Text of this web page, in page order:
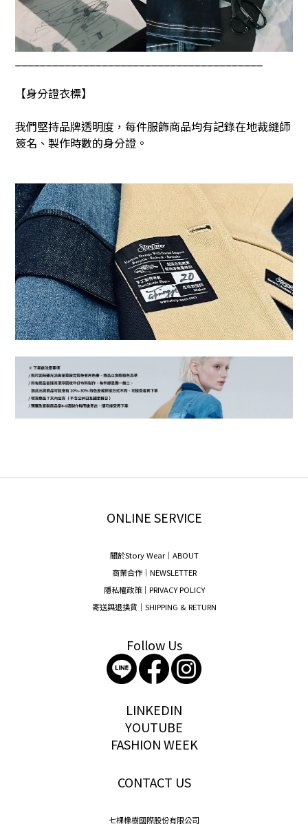
【身分證衣標】
我們堅持品牌透明度，每件服飾商品均有記錄在地裁縫師
簽名、製作時數的身分證。
ONLINE SERVICE
關於Story Wear｜ABOUT
商業合作｜NEWSLETTER
隱私權政策｜PRIVACY POLICY
寄送與退換貨｜SHIPPING & RETURN
Follow Us
LINKEDIN
YOUTUBE
FASHION WEEK
CONTACT US
七棵橡樹國際股份有限公司